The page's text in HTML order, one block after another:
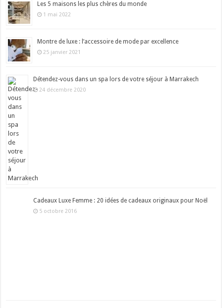
Les 5 maisons les plus chères du monde
1 mai 2022
Montre de luxe : l’accessoire de mode par excellence
25 janvier 2021
Détendez-vous dans un spa lors de votre séjour à Marrakech
24 décembre 2020
Cadeaux Luxe Femme : 20 idées de cadeaux originaux pour Noël
5 octobre 2016